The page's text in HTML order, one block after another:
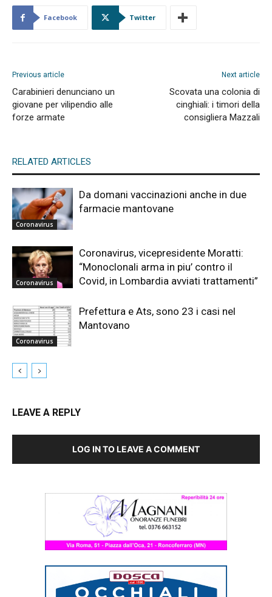
Facebook Twitter
Previous article
Carabinieri denunciano un
giovane per vilipendio alle
forze armate
Next article
Scovata una colonia di
cinghiali: i timori della
consigliera Mazzali
RELATED ARTICLES
Coronavirus
Da domani vaccinazioni anche in due
farmacie mantovane
Coronavirus
Coronavirus, vicepresidente Moratti:
“Monoclonali arma in piu’ contro il
Covid, in Lombardia avviati trattamenti”
Coronavirus
Prefettura e Ats, sono 23 i casi nel
Mantovano
LEAVE A REPLY
LOG IN TO LEAVE A COMMENT